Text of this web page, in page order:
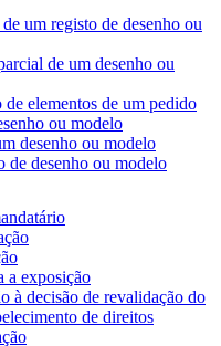
um registo de desenho ou
de um desenho ou
de elementos de um pedido
ou modelo
desenho ou modelo
de desenho ou modelo
a exposição
à decisão de revalidação do
de direitos